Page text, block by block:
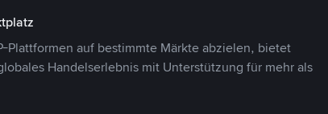
Plattformen auf bestimmte Märkte abzielen, bietet
Handelserlebnis mit Unterstützung für mehr als